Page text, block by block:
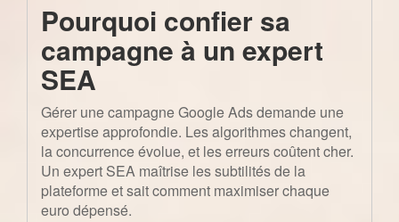
Pourquoi confier sa
campagne à un expert
SEA
Gérer une campagne Google Ads demande une
expertise approfondie. Les algorithmes changent,
la concurrence évolue, et les erreurs coûtent cher.
Un expert SEA maîtrise les subtilités de la
plateforme et sait comment maximiser chaque
euro dépensé.